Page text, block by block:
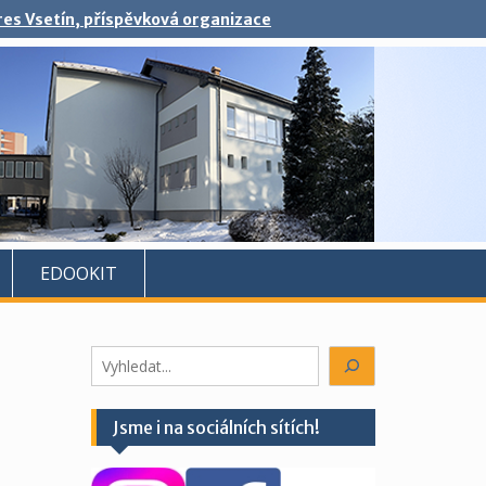
Vsetín, příspěvková organizace
EDOOKIT
Hledáte
něco?
Jsme i na sociálních sítích!